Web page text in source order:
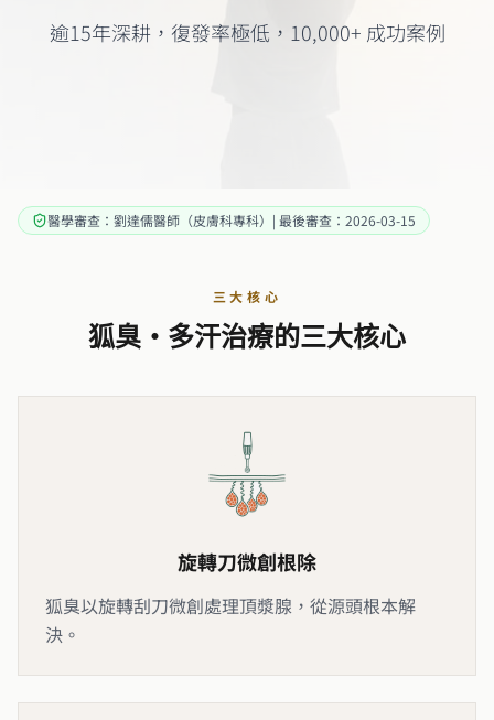
逾15年深耕，復發率極低，10,000+ 成功案例
醫學審查：劉達儒醫師（皮膚科專科）| 最後審查：2026-03-15
三大核心
狐臭・多汗治療的三大核心
旋轉刀微創根除
狐臭以旋轉刮刀微創處理頂漿腺，從源頭根本解
決。